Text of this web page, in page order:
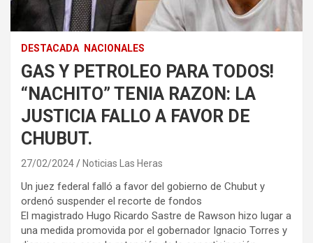
DESTACADA NACIONALES
GAS Y PETROLEO PARA TODOS!
“NACHITO” TENIA RAZON: LA
JUSTICIA FALLO A FAVOR DE
CHUBUT.
27/02/2024 Noticias Las Heras
Un juez federal falló a favor del gobierno de Chubut y
ordenó suspender el recorte de fondos
El magistrado Hugo Ricardo Sastre de Rawson hizo lugar a
una medida promovida por el gobernador Ignacio Torres y